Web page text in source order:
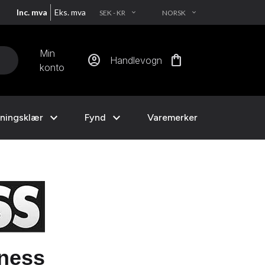
Inc. mva Eks. mva SEK - KR EXPAND_MORE NORSK EXPAND_MORE
Min
konto
account_circle Handlevogn shopping_bag
expand_more Fynd expand_more Varemerker